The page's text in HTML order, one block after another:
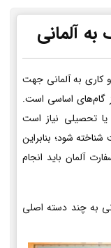
آلمانی
کاری به آلمانی جهت
گام‌های اساسی است.
یا تحصیلی نیاز است
شود؛ بنابراین
آلمان باید انجام
به چند دسته اصلی